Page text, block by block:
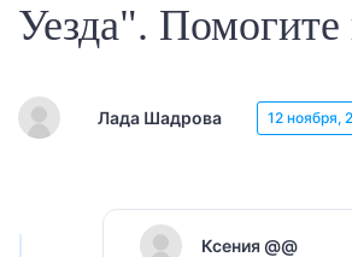
Уезда".
Лада Шадрова 12 ноября,
Ксения @@